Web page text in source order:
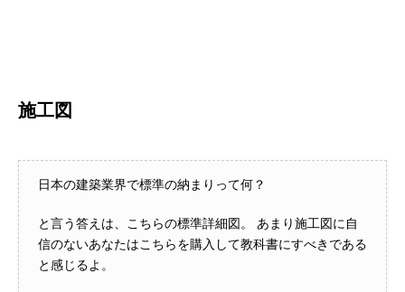
施工図
日本の建築業界で標準の納まりって何？
と言う答えは、こちらの標準詳細図。
あまり施工図に自
信のないあなたはこちらを購入して教科書にすべきである
と感じるよ。